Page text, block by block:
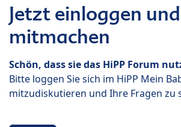
Jetzt einloggen und
mitmachen
Schön, dass sie das HiPP Forum
Bitte loggen Sie sich im HiPP Mein
mitzudiskutieren und Ihre Fragen zu